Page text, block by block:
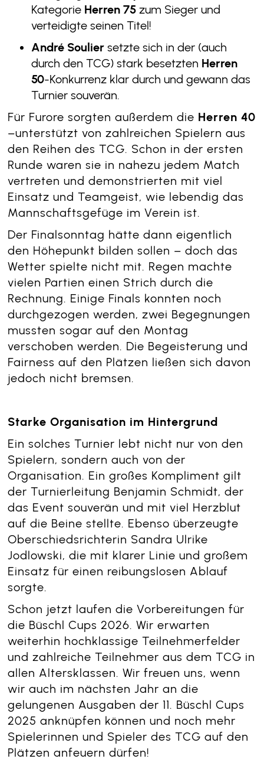
Kategorie Herren 75 zum Sieger und
verteidigte seinen Titel!
André Soulier setzte sich in der (auch
durch den TCG) stark besetzten Herren
50-Konkurrenz klar durch und gewann das
Turnier souverän.
Für Furore sorgten außerdem die Herren 40
–unterstützt von zahlreichen Spielern aus
den Reihen des TCG. Schon in der ersten
Runde waren sie in nahezu jedem Match
vertreten und demonstrierten mit viel
Einsatz und Teamgeist, wie lebendig das
Mannschaftsgefüge im Verein ist.
Der Finalsonntag hätte dann eigentlich
den Höhepunkt bilden sollen – doch das
Wetter spielte nicht mit. Regen machte
vielen Partien einen Strich durch die
Rechnung. Einige Finals konnten noch
durchgezogen werden, zwei Begegnungen
mussten sogar auf den Montag
verschoben werden. Die Begeisterung und
Fairness auf den Plätzen ließen sich davon
jedoch nicht bremsen.
Starke Organisation im Hintergrund
Ein solches Turnier lebt nicht nur von den
Spielern, sondern auch von der
Organisation. Ein großes Kompliment gilt
der Turnierleitung Benjamin Schmidt, der
das Event souverän und mit viel Herzblut
auf die Beine stellte. Ebenso überzeugte
Oberschiedsrichterin Sandra Ulrike
Jodlowski, die mit klarer Linie und großem
Einsatz für einen reibungslosen Ablauf
sorgte.
Schon jetzt laufen die Vorbereitungen für
die Büschl Cups 2026. Wir erwarten
weiterhin hochklassige Teilnehmerfelder
und zahlreiche Teilnehmer aus dem TCG in
allen Altersklassen. Wir freuen uns, wenn
wir auch im nächsten Jahr an die
gelungenen Ausgaben der 11. Büschl Cups
2025 anknüpfen können und noch mehr
Spielerinnen und Spieler des TCG auf den
Plätzen anfeuern dürfen!